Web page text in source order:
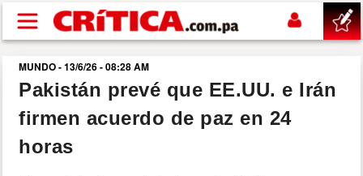
Pasar al contenido principal
buscar
SUCESOS
MUNDO - 13/6/26 - 08:28 AM
Pakistán prevé que EE.UU. e Irán
firmen acuerdo de paz en 24
horas